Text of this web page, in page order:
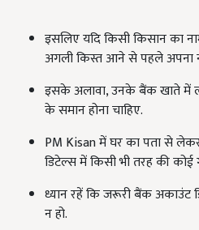
इसलिए यदि किसी किसान का
अगली किस्त आने से पहले अपना
इसके अलावा, उनके बैंक खाते में
के समान होना चाहिए.
PM Kisan में घर का पता से
डिटेल्स में किसी भी तरह की कोई
ध्यान रहें कि जरूरी बैंक अकाउंट
न हो.